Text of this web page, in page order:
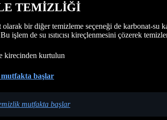
TEMİZLİĞİ
olarak bir diğer temizleme seçeneği de karbonat-su
işlem de su ısıtıcısı kireçlenmesini çözerek
mutfakta başlar
mutfakta başlar